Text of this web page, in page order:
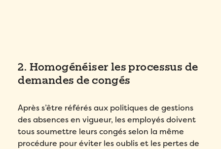
2. Homogénéiser les processus de
demandes de congés
Après s’être référés aux politiques de gestions
des absences en vigueur, les employés doivent
tous soumettre leurs congés selon la même
procédure pour éviter les oublis et les pertes de